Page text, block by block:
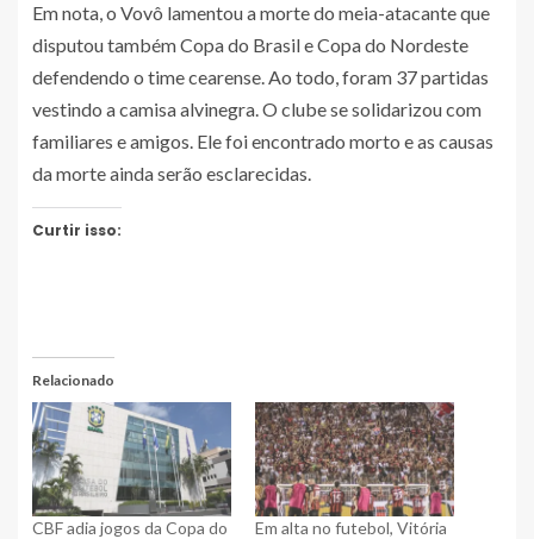
Em nota, o Vovô lamentou a morte do meia-atacante que
disputou também Copa do Brasil e Copa do Nordeste
defendendo o time cearense. Ao todo, foram 37 partidas
vestindo a camisa alvinegra. O clube se solidarizou com
familiares e amigos. Ele foi encontrado morto e as causas
da morte ainda serão esclarecidas.
Curtir isso:
Relacionado
CBF adia jogos da Copa do
Em alta no futebol, Vitória